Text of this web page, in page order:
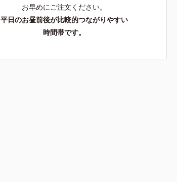
お早めにご注文ください。
平日のお昼前後が比較的つながりやすい
時間帯です。